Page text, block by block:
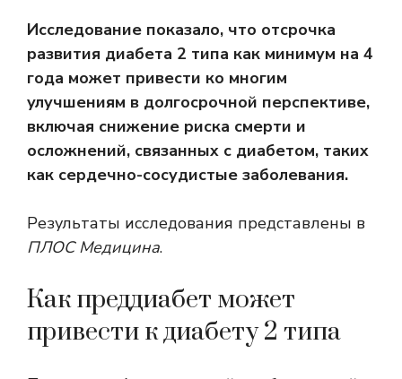
Исследование показало, что отсрочка
развития диабета 2 типа как минимум на 4
года может привести ко многим
улучшениям в долгосрочной перспективе,
включая снижение риска смерти и
осложнений, связанных с диабетом, таких
как сердечно-сосудистые заболевания.
Результаты исследования представлены в
ПЛОС Медицина.
Как преддиабет может
привести к диабету 2 типа